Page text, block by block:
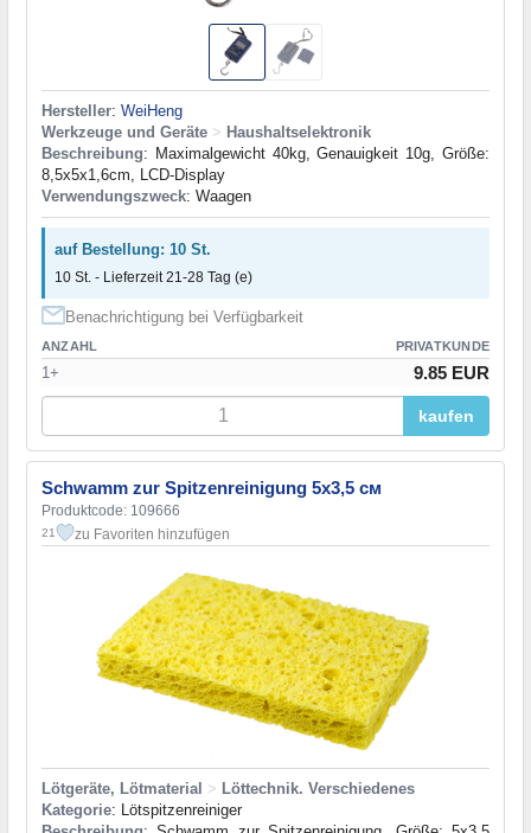
Hersteller: WeiHeng
Werkzeuge und Geräte > Haushaltselektronik
Beschreibung: Maximalgewicht 40kg, Genauigkeit 10g, Größe:
8,5x5x1,6cm, LCD-Display
Verwendungszweck: Waagen
auf Bestellung: 10 St.
10 St. - Lieferzeit 21-28 Tag (e)
Benachrichtigung bei Verfügbarkeit
ANZAHL PRIVATKUNDE
1+ 9.85 EUR
kaufen
Schwamm zur Spitzenreinigung 5x3,5 см
Produktcode: 109666
21 zu Favoriten hinzufügen
Lötgeräte, Lötmaterial > Löttechnik. Verschiedenes
Kategorie: Lötspitzenreiniger